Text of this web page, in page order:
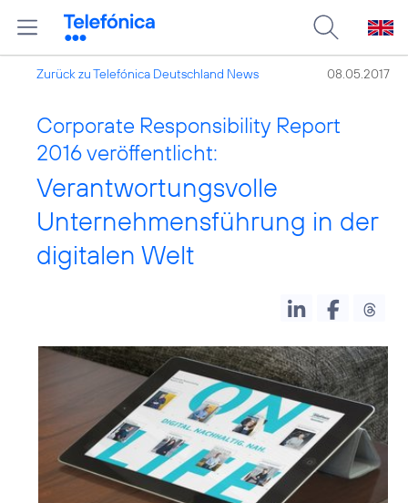
Zurück zu Telefónica Deutschland News 08.05.2017
Corporate Responsibility Report
2016 veröffentlicht:
Verantwortungsvolle
Unternehmensführung in der
digitalen Welt